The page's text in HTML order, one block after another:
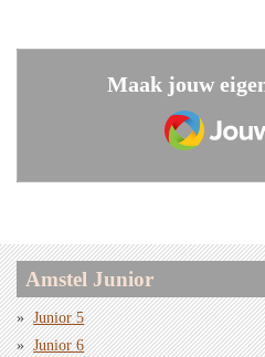
Maak jouw
JouwWeb
Amstel Junior
Junior 5
Junior 6